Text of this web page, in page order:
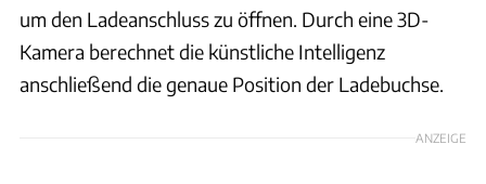
um den Ladeanschluss zu öffnen. Durch eine 3D-
Kamera berechnet die künstliche Intelligenz
anschließend die genaue Position der Ladebuchse.
ANZEIGE